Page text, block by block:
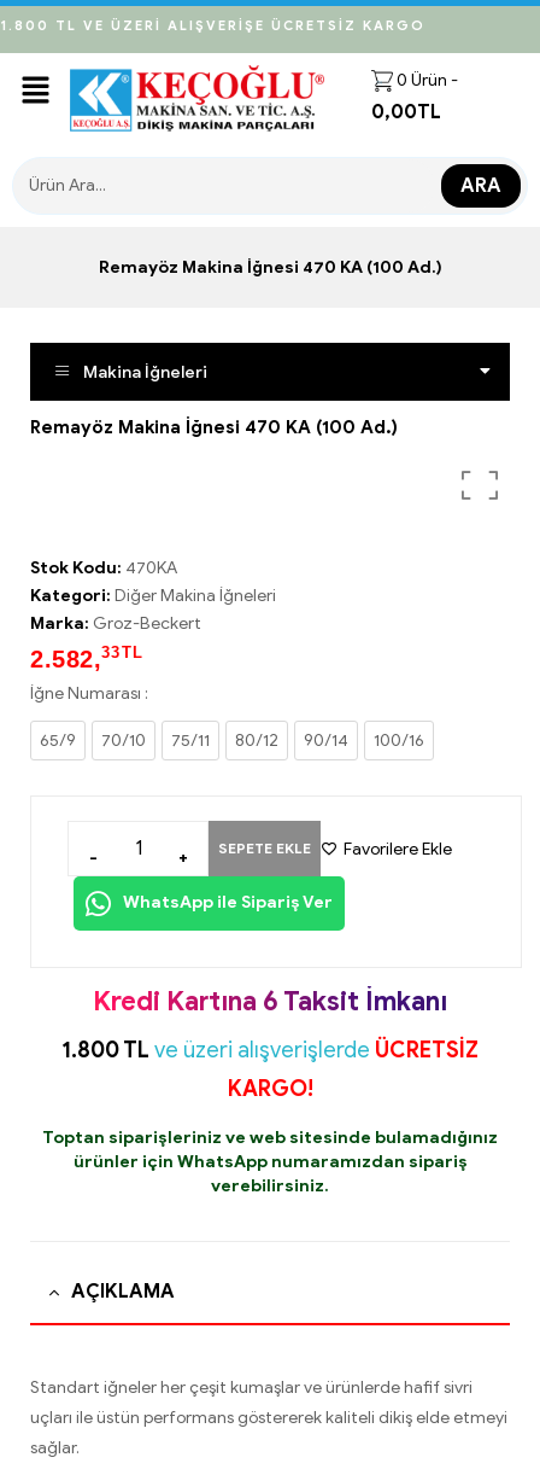
1.800 TL VE ÜZERİ ALIŞVERİŞE ÜCRETSİZ KARGO
0 Ürün -
0,00TL
ARA
Remayöz Makina İğnesi 470 KA (100 Ad.)
Makina İğneleri
Remayöz Makina İğnesi 470 KA (100 Ad.)
Stok Kodu: 470KA
Kategori: Diğer Makina İğneleri
Marka: Groz-Beckert
2.582,33TL
İğne Numarası :
65/9 70/10 75/11 80/12 90/14 100/16
- + SEPETE EKLE Favorilere Ekle
WhatsApp ile Sipariş Ver
Kredi Kartına 6 Taksit İmkanı
1.800 TL ve üzeri alışverişlerde ÜCRETSİZ
KARGO!
Toptan siparişleriniz ve web sitesinde bulamadığınız
ürünler için WhatsApp numaramızdan sipariş
verebilirsiniz.
AÇIKLAMA
Standart iğneler her çeşit kumaşlar ve ürünlerde hafif sivri
uçları ile üstün performans göstererek kaliteli dikiş elde etmeyi
sağlar.